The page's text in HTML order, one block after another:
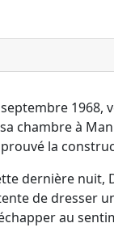
septembre
chambre à
la
dernière nuit,
de dresser
au